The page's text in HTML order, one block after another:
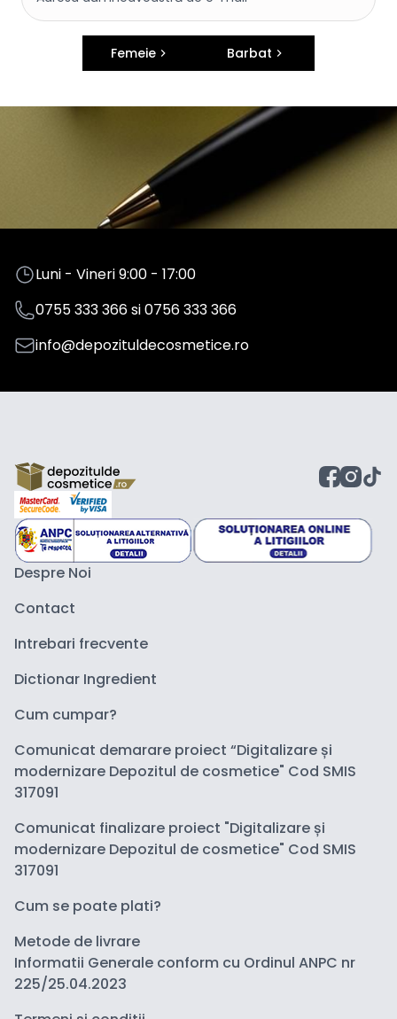
Femeie Barbat
Luni - Vineri 9:00 - 17:00
0755 333 366si0756 333 366
info@depozituldecosmetice.ro
Despre Noi
Contact
Intrebari frecvente
Dictionar Ingredient
Cum cumpar?
Comunicat demarare proiect “Digitalizare și
modernizare Depozitul de cosmetice" Cod SMIS
317091
Comunicat finalizare proiect "Digitalizare și
modernizare Depozitul de cosmetice" Cod SMIS
317091
Cum se poate plati?
Metode de livrare
Informatii Generale conform cu Ordinul ANPC nr
225/25.04.2023